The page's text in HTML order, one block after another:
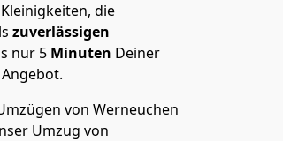
die
zuverlässigen
nur 5 Minuten Deiner
von Werneuchen
Umzug von